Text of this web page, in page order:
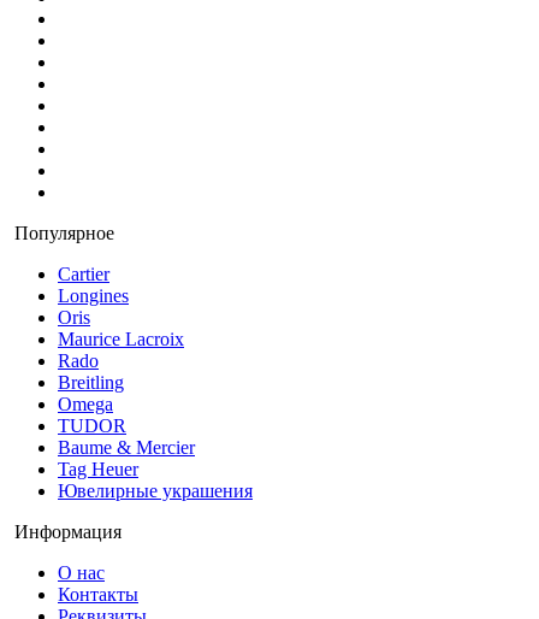
Популярное
Cartier
Longines
Oris
Maurice Lacroix
Rado
Breitling
Omega
TUDOR
Baume & Mercier
Tag Heuer
Ювелирные украшения
Информация
О нас
Контакты